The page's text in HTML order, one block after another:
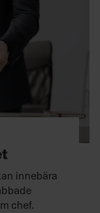
innebära
chef.